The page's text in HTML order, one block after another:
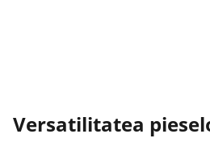
Versatilitatea